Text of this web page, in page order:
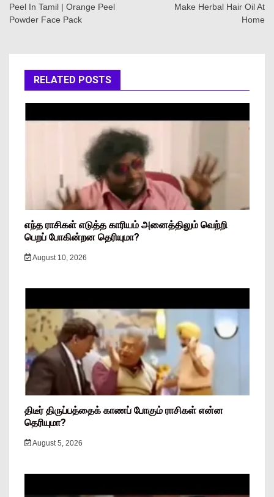
Peel In Tamil | Orange Peel
Powder Face Pack
Make Herbal Hair Oil At
Home
RELATED POSTS
எந்த ராசிகள் எடுத்த காரியம் அனைத்திலும் வெற்றி
பெறப் போகின்றன தெரியுமா?
August 10, 2026
திடீர் திருப்பத்தைக் காணப் போகும் ராசிகள் என்ன
தெரியுமா?
August 5, 2026